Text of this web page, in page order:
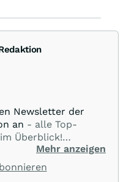
Newsletter der
an - alle Top-
Überblick!
Anleger-Thema!Für
Channel ist
Mehr anzeigen